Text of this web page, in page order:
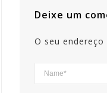
Deixe um
O seu